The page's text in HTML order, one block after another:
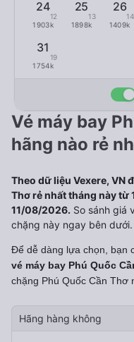
24
12
1903k
25
13
1898k
26
14
1409k
31
19
1754k
Vé máy bay
hãng nào rẻ
Theo dữ liệu Vexere, VN
Thơ rẻ nhất tháng này từ
11/08/2026. So sánh giá
chặng này ngay bên dưới.
Để dễ dàng lựa chọn, bạn
vé máy bay Phú Quốc
chặng Phú Quốc Cần Thơ
Hãng hàng không